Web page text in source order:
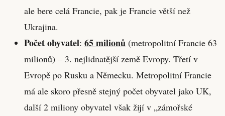
ale bere celá Francie, pak je Francie větší než
Ukrajina.
Počet obyvatel: 65 milionů (metropolitní Francie 63
milionů) – 3. nejlidnatější země Evropy. Třetí v
Evropě po Rusku a Německu. Metropolitní Francie
má ale skoro přesně stejný počet obyvatel jako UK,
další 2 miliony obyvatel však žijí v „zámořské